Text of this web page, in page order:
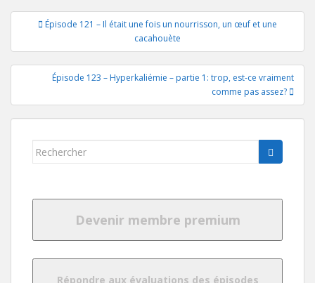
Navigation
l’article
Épisode 121 – Il était une fois un nourrisson, un œuf et une
cacahouète
Épisode 123 – Hyperkaliémie – partie 1: trop, est-ce vraiment
comme pas assez?
Rechercher...